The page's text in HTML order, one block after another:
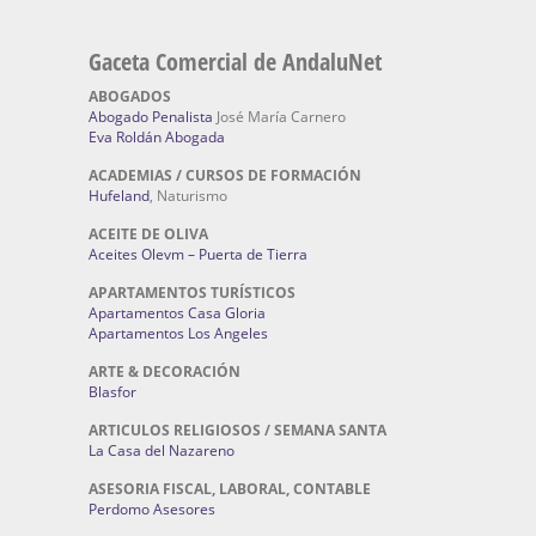
Gaceta Comercial de AndaluNet
ABOGADOS
Abogado Penalista José María Carnero
Eva Roldán Abogada
ACADEMIAS / CURSOS DE FORMACIÓN
Hufeland, Naturismo
ACEITE DE OLIVA
Aceites Olevm – Puerta de Tierra
APARTAMENTOS TURÍSTICOS
Apartamentos Casa Gloria
Apartamentos Los Angeles
ARTE & DECORACIÓN
Blasfor
ARTICULOS RELIGIOSOS / SEMANA SANTA
La Casa del Nazareno
ASESORIA FISCAL, LABORAL, CONTABLE
Perdomo Asesores